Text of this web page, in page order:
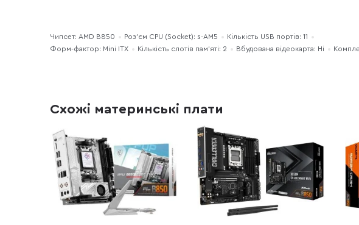
Чипсет: AMD B850 Роз'єм CPU (Socket): s-AM5
Кількість USB портів: 11
Форм-фактор: Mini ITX
Кількість слотів пам'яті: 2 Вбудована відеокарта: Ні
Схожі материнські плати